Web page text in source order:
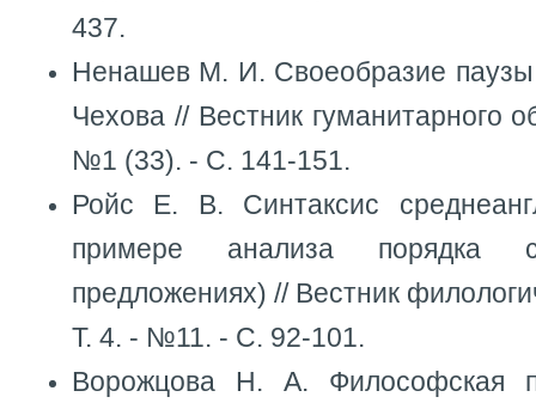
437.
Ненашев М. И. Своеобразие
Чехова // Вестник гуманитарного
№1 (33). - С. 141-151.
Ройс Е. В. Синтаксис
примере анализа
предложениях) // Вестник
Т. 4. - №11. - С. 92-101.
Ворожцова Н. А. Философская